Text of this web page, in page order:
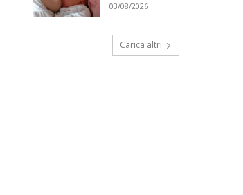
03/08/2026
Carica altri